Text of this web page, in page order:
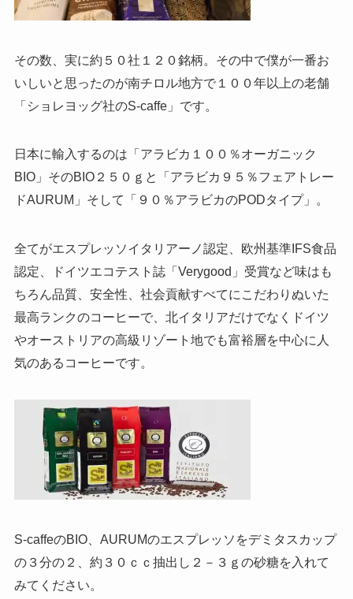
その数、実に約５０社１２０銘柄。その中で僕が一番お
いしいと思ったのが南チロル地方で１００年以上の老舗
「ショレヨッグ社のS-caffe」です。
日本に輸入するのは「アラビカ１００％オーガニック
BIO」そのBIO２５０ｇと「アラビカ９５％フェアトレー
ドAURUM」そして「９０％アラビカのPODタイプ」。
全てがエスプレッソイタリアーノ認定、欧州基準IFS食品
認定、ドイツエコテスト誌「Verygood」受賞など味はも
ちろん品質、安全性、社会貢献すべてにこだわりぬいた
最高ランクのコーヒーで、北イタリアだけでなくドイツ
やオーストリアの高級リゾート地でも富裕層を中心に人
気のあるコーヒーです。
S-caffeのBIO、AURUMのエスプレッソをデミタスカップ
の３分の２、約３０ｃｃ抽出し２－３ｇの砂糖を入れて
みてください。